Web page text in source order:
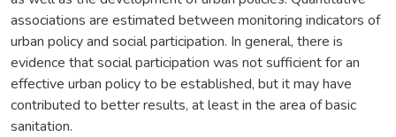
associations are estimated between monitoring indicators of
urban policy and social participation. In general, there is
evidence that social participation was not sufficient for an
effective urban policy to be established, but it may have
contributed to better results, at least in the area of basic
sanitation.